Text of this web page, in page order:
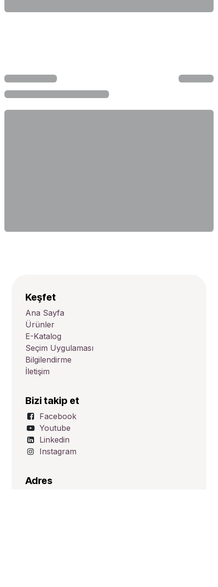
Keşfet
Ana Sayfa
Ürünler
E-Katalog
Seçim Uygulaması
Bilgilendirme
İletişim
Bizi takip et
Facebook
Youtube
Linkedin
Instagram
Adres